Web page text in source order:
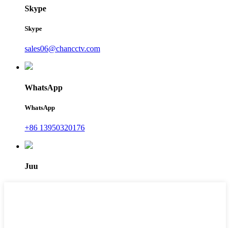
Skype
Skype
sales06@chancctv.com
WhatsApp
WhatsApp
+86 13950320176
Juu